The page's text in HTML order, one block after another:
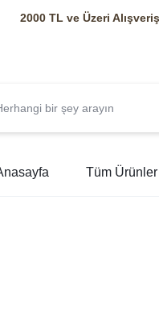
2000 TL ve Üzeri
Tüm Ürünler